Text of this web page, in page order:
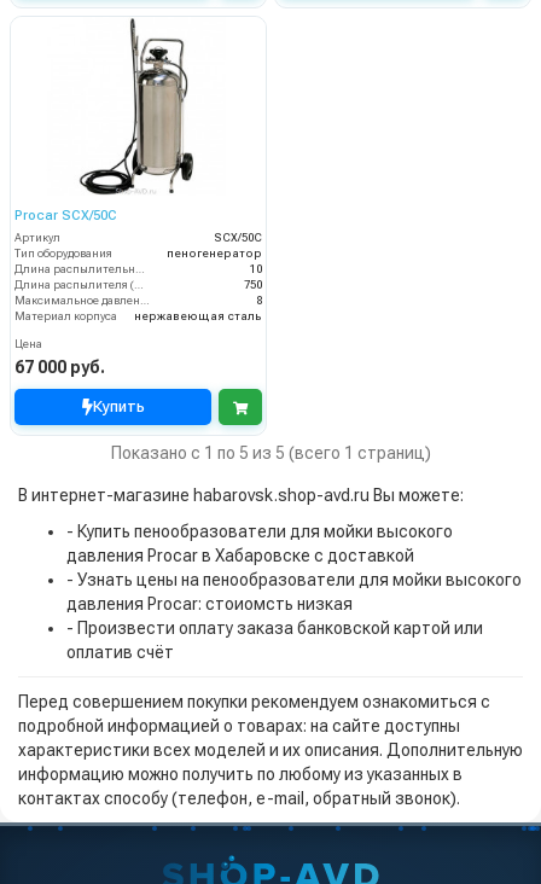
Procar SCX/50C
Артикул
SCX/50C
Тип оборудования
пеногенератор
Длина распылительного шланга (м)
10
Длина распылителя (мм)
750
Максимальное давление на выходе (бар)
8
Материал корпуса
нержавеющая сталь
Цена
67 000 руб.
Купить
Показано с 1 по 5 из 5 (всего 1 страниц)
В интернет-магазине habarovsk.shop-avd.ru Вы можете:
- Купить пенообразователи для мойки высокого
давления Procar в Хабаровске с доставкой
- Узнать цены на пенообразователи для мойки высокого
давления Procar: стоиомсть низкая
- Произвести оплату заказа банковской картой или
оплатив счёт
Перед совершением покупки рекомендуем ознакомиться с
подробной информацией о товарах: на сайте доступны
характеристики всех моделей и их описания. Дополнительную
информацию можно получить по любому из указанных в
контактах способу (телефон, e-mail, обратный звонок).